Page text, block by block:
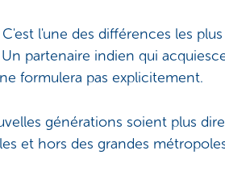
l'une des différences les
partenaire indien qui
formulera pas explicitement.
générations soient plus
et hors des grandes